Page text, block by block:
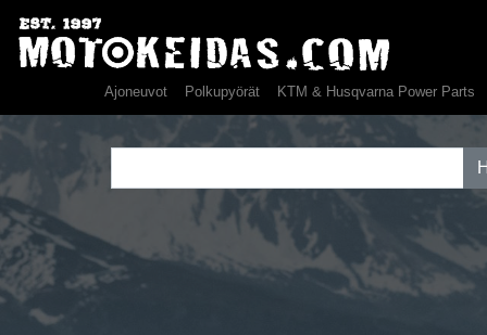
Ajoneuvot Polkupyörät KTM & Husqvarna Power Parts